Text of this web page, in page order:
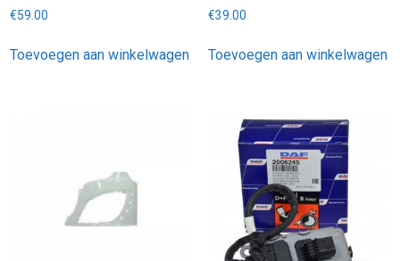
€59.00
Toevoegen aan winkelwagen
€39.00
Toevoegen aan winkelwagen